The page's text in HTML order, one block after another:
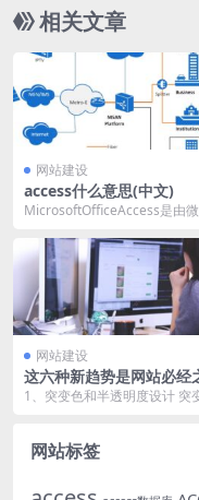
相关文章
网站建设
access什么意思(中文)
MicrosoftOfficeAccess是由微
网站建设
这六种新趋势是网站必经
1、突变色和半透明度设计 突
网站标签